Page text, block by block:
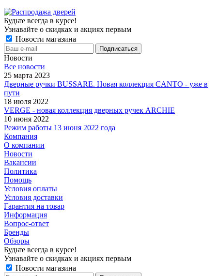
Будьте всегда в курсе!
Узнавайте о скидках и акциях первым
Новости магазина
Новости
Все новости
25 марта 2023
Дверные ручки BUSSARE. Новая коллекция CANTO - уже в
пути
18 июля 2022
VERGE - новая коллекция дверных ручек ARCHIE
10 июня 2022
Режим работы 13 июня 2022 года
Компания
О компании
Новости
Вакансии
Политика
Помощь
Условия оплаты
Условия доставки
Гарантия на товар
Информация
Вопрос-ответ
Бренды
Обзоры
Будьте всегда в курсе!
Узнавайте о скидках и акциях первым
Новости магазина